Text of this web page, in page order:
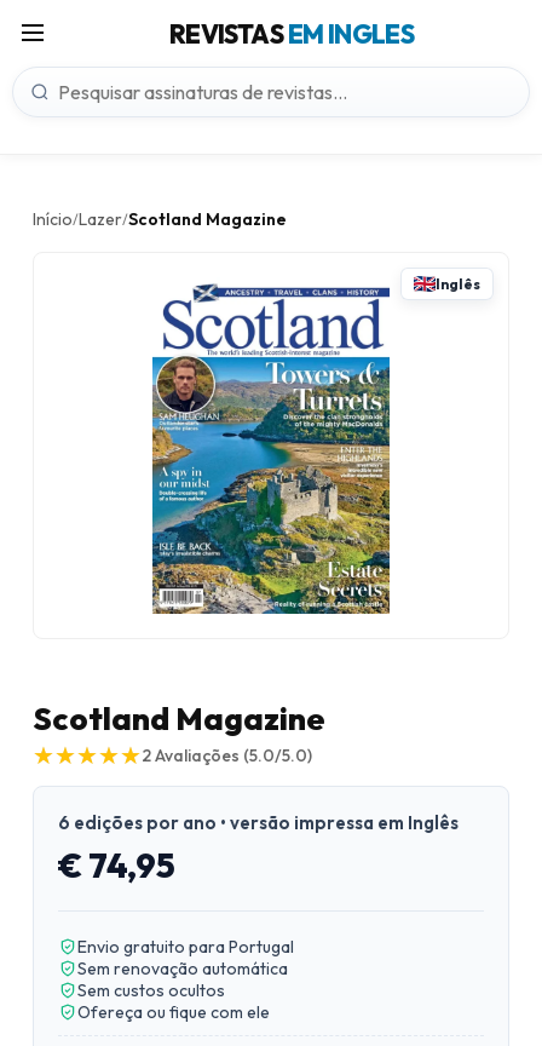
REVISTASEM INGLES
Início/Lazer/Scotland Magazine
Inglês
Scotland Magazine
★
★★
★★
★★
★★
★2Avaliações (5.0/5.0)
6 edições por ano • versão impressa em Inglês
€ 74,95
Envio gratuito para Portugal
Sem renovação automática
Sem custos ocultos
Ofereça ou fique com ele